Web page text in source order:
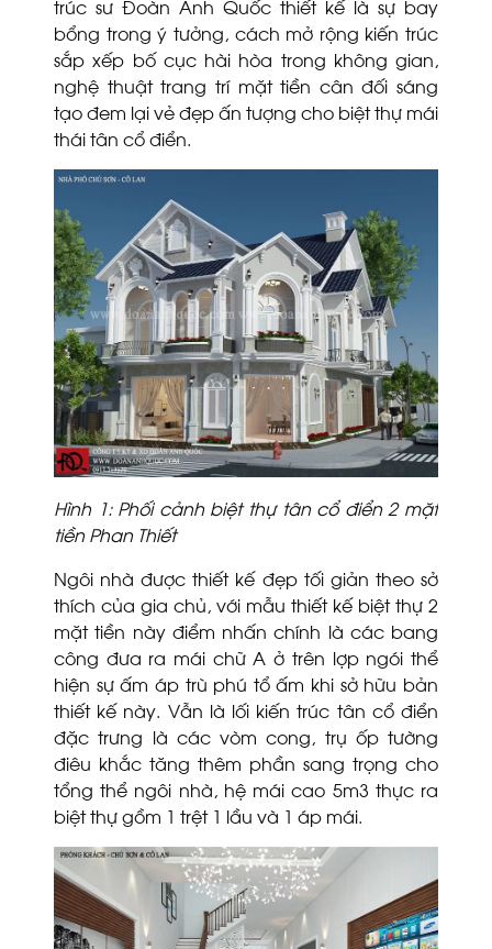
trúc sư Đoàn Anh Quốc thiết kế là sự bay
bổng trong ý tưởng, cách mở rộng kiến trúc
sắp xếp bố cục hài hòa trong không gian,
nghệ thuật trang trí mặt tiền cân đối sáng
tạo đem lại vẻ đẹp ấn tượng cho biệt thự mái
thái tân cổ điển.
Hình 1: Phối cảnh biệt thự tân cổ điển 2 mặt
tiền Phan Thiết
Ngôi nhà được thiết kế đẹp tối giản theo sở
thích của gia chủ, với mẫu thiết kế biệt thự 2
mặt tiền này điểm nhấn chính là các bang
công đưa ra mái chữ A ở trên lợp ngói thể
hiện sự ấm áp trù phú tổ ấm khi sở hữu bản
thiết kế này. Vẫn là lối kiến trúc tân cổ điển
đặc trưng là các vòm cong, trụ ốp tường
điêu khắc tăng thêm phần sang trọng cho
tổng thể ngôi nhà, hệ mái cao 5m3 thực ra
biệt thự gồm 1 trệt 1 lầu và 1 áp mái.